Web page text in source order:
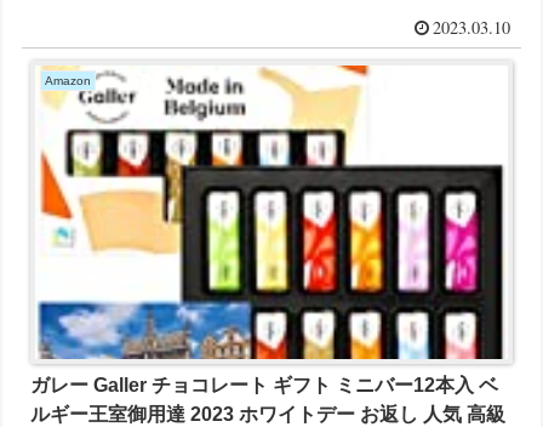
2023.03.10
Amazon
ガレー Galler チョコレート ギフト ミニバー12本入 ベ
ルギー王室御用達 2023 ホワイトデー お返し 人気 高級